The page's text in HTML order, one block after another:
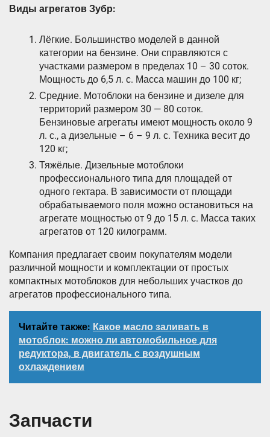
Виды агрегатов Зубр:
Лёгкие. Большинство моделей в данной
категории на бензине. Они справляются с
участками размером в пределах 10 – 30 соток.
Мощность до 6,5 л. с. Масса машин до 100 кг;
Средние. Мотоблоки на бензине и дизеле для
территорий размером 30 — 80 соток.
Бензиновые агрегаты имеют мощность около 9
л. с., а дизельные – 6 – 9 л. с. Техника весит до
120 кг;
Тяжёлые. Дизельные мотоблоки
профессионального типа для площадей от
одного гектара. В зависимости от площади
обрабатываемого поля можно остановиться на
агрегате мощностью от 9 до 15 л. с. Масса таких
агрегатов от 120 килограмм.
Компания предлагает своим покупателям модели
различной мощности и комплектации от простых
компактных мотоблоков для небольших участков до
агрегатов профессионального типа.
Читайте также: Какое масло заливать в
мотоблок: можно ли автомобильное для
редуктора, в двигатель с воздушным
охлаждением
Запчасти